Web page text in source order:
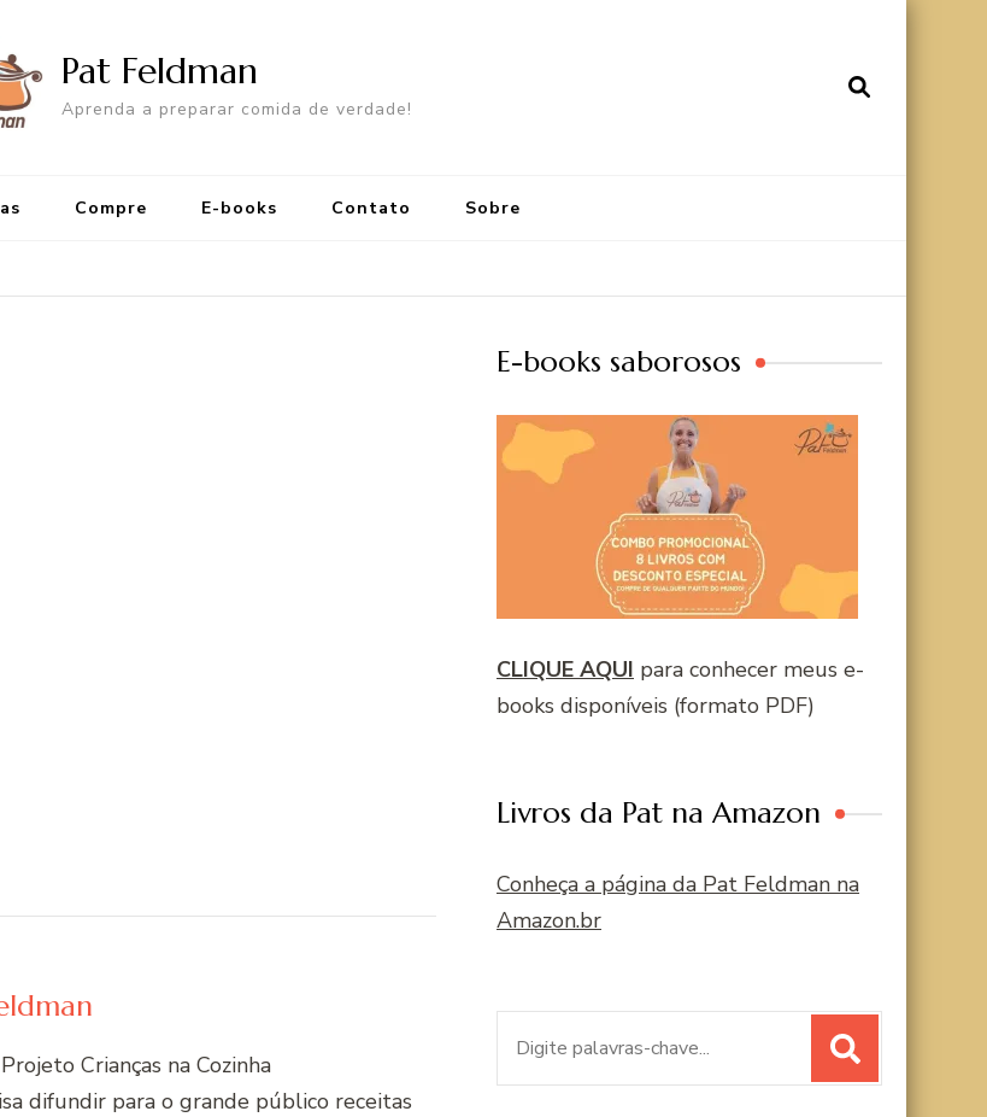
Pat Feldman
Aprenda a preparar comida de verdade!
Compre E-books Contato Sobre
Crianças na Cozinha
difundir para o grande público receitas
E-books saborosos
CLIQUE AQUI para conhecer meus e-
books disponíveis (formato PDF)
Livros da Pat na Amazon
Conheça a página da Pat Feldman na
Amazon.br